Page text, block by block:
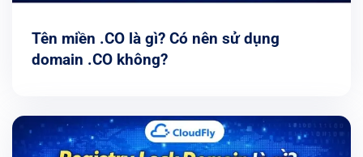
Tên miền .CO là gì? Có nên sử dụng
domain .CO không?